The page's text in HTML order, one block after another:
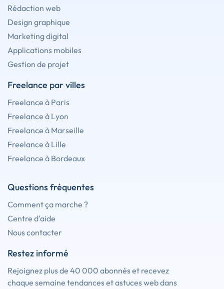
Rédaction web
Design graphique
Marketing digital
Applications mobiles
Gestion de projet
Freelance par villes
Freelance à Paris
Freelance à Lyon
Freelance à Marseille
Freelance à Lille
Freelance à Bordeaux
Questions fréquentes
Comment ça marche ?
Centre d'aide
Nous contacter
Restez informé
Rejoignez plus de 40 000 abonnés et recevez
chaque semaine tendances et astuces web dans